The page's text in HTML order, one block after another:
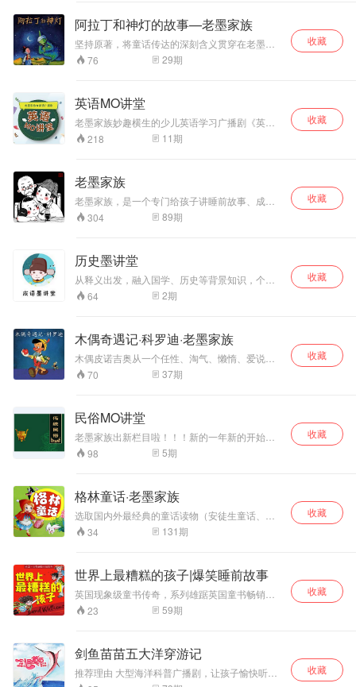
以有趣的方式增长
课内外知识，提高
文学鉴赏能力和语
阿拉丁和神灯的故事—老墨家族
坚持原著，将童话传达的深刻含义贯穿在老墨家
族的趣味聊天当中，让孩子在保有童心和想象力
的同时，端正人生观、价值观。
76 29期
收藏
英语MO讲堂
老墨家族妙趣横生的少儿英语学习广播剧《英语
墨讲堂》来啦！ 天真可爱，调皮贪吃的小胖墩小
墨；可以和小墨像哥俩一样斗嘴笑闹的墨叔叔；
背包客Faith！ 当西式文化遇到东方家庭，当独立
女孩Faith遇上中国的祖孙三代，热热闹闹的小墨
一家会上演什么令人捧腹的好戏呢？ 让孩子在欢
笑中学习标准英语，了解西方文化，就在老墨家
族《英语墨讲堂》！
218 11期
收藏
老墨家族
老墨家族，是一个专门给孩子讲睡前故事、成语
国学、早晨叫醒的微信公众号。以老墨爷爷、墨
叔叔和小墨一家三代一起讲故事的形式，坚持演
性化内容策划，做最纯粹的有声读物，力求使孩
子在听故事的同时，发挥自己的想象力，潜移默
化地提升听、说、读三个方面的能力，以有趣的
方式增长课内外知识，提高文学鉴赏能力和语言
表达能力。
304 89期
收藏
历史墨讲堂
从释义出发，融入国学、历史等背景知识，个性
化编排故事内容，用老墨家族三人趣味对话的形
式，让孩子深入了解历史故事，对历史产生浓厚
64 2期
收藏
木偶奇遇记·科罗迪·老墨家族
木偶皮诺吉奥从一个任性、淘气、懒惰、爱说
谎、不关心他人、不爱学习、整天只想着玩的木
偶，变成一个懂礼貌、爱学习、勤奋工作、孝敬
的一连串的奇遇，充满了童趣与想象。
70 37期
收藏
民俗MO讲堂
老墨家族出新栏目啦！！！新的一年新的开始，
老墨家族在新的一年里会给大朋友小朋友们带来
传统节日的介绍——【民俗MO讲堂】。让大家更
（大年三十）、春节（正月初一）、元宵节（正
月十五）、清明节（4月5日）、端午节（农历五
月初五）、七夕节（农历七月初七）、中秋节
（农历八月十五）、重阳节（农历九月初九）、
腊八节（农历十二月初八） 等。
98 5期
收藏
格林童话·老墨家族
选取国内外最经典的童话读物（安徒生童话、格
林童话等），坚持原著，将童话传达的深刻含义
贯穿在老墨家族的趣味聊天当中，让孩子在保有
34 131期
收藏
世界上最糟糕的孩子|爆笑睡前故事
英国现象级童书传奇，系列雄踞英国童书畅销榜
首位八周!畅销世界！ 中国上市一个月狂销30000
册！凯叔讲故事、尹建莉的父母学堂等各大公众
张。巧妙地让孩子认识到自己的不足，激发孩子
改正缺点的内驱力。
23 59期
收藏
剑鱼苗苗五大洋穿游记
推荐理由 大型海洋科普广播剧，让孩子愉快听故
收藏